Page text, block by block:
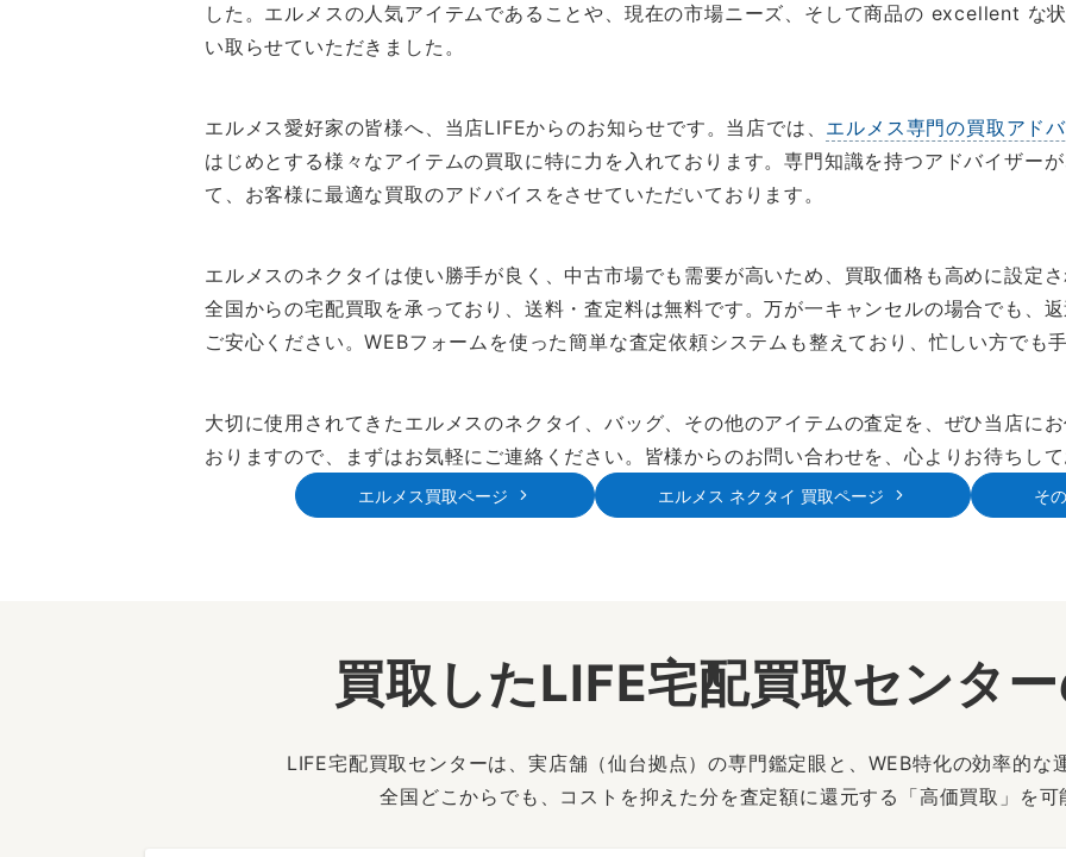
した。エルメスの人気アイテムであることや、現在の市場ニーズ、そして商品の excellent な
い取らせていただきました。
エルメス愛好家の皆様へ、当店LIFEからのお知らせです。当店では、 エルメス専門の買取アド
はじめとする様々なアイテムの買取に特に力を入れております。専門知識を持つアドバイザー
て、お客様に最適な買取のアドバイスをさせていただいております。
エルメスのネクタイは使い勝手が良く、中古市場でも需要が高いため、買取価格も高めに設定
全国からの宅配買取を承っており、送料・査定料は無料です。万が一キャンセルの場合でも、
ご安心ください。WEBフォームを使った簡単な査定依頼システムも整えており、忙しい方でも
大切に使用されてきたエルメスのネクタイ、バッグ、その他のアイテムの査定を、ぜひ当店に
おりますので、まずはお気軽にご連絡ください。皆様からのお問い合わせを、心よりお待ちし
エルメス買取ページ エルメス ネクタイ 買取ページ そ
買取したLIFE宅配買取センタ
LIFE宅配買取センターは、実店舗（仙台拠点）の専門鑑定眼と、WEB特化の効率的な
全国どこからでも、コストを抑えた分を査定額に還元する「高価買取」を